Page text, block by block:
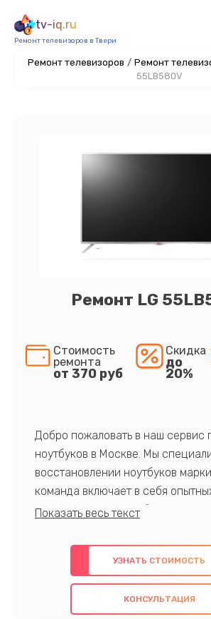
tv-iq.ru
Ремонт телевизоров в Твери
Ремонт телевизоров / Ремонт
55LB580V
Ремонт LG
Стоимость
ремонта
от 370 руб
Скидка
до
20%
Добро пожаловать в наш сервис
ноутбуков в Москве. Мы
восстановлении ноутбуков
команда включает в себя
профессионалов с обширными
предлагаем быстрый и
использованием оригинальных
также гарантируем качество
проведенных работ. Наша цель -
УЗНАТЬ СТОИМОСТЬ
КОНСУЛЬТАЦИЯ